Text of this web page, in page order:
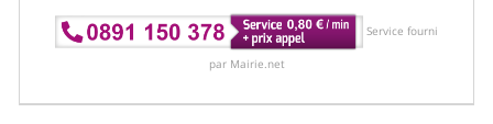
Service fourni
par Mairie.net